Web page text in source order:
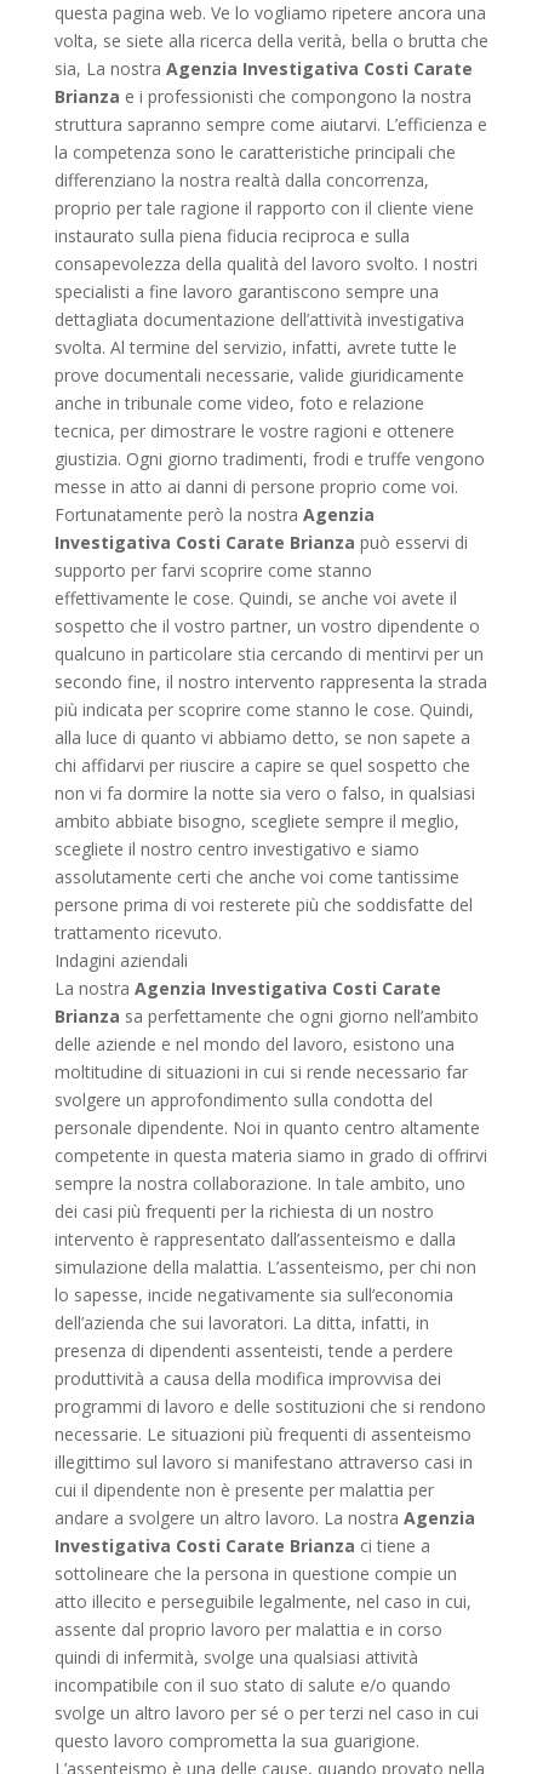
questa pagina web. Ve lo vogliamo ripetere ancora una
volta, se siete alla ricerca della verità, bella o brutta che
sia, La nostra Agenzia Investigativa Costi Carate
Brianza e i professionisti che compongono la nostra
struttura sapranno sempre come aiutarvi. L’efficienza e
la competenza sono le caratteristiche principali che
differenziano la nostra realtà dalla concorrenza,
proprio per tale ragione il rapporto con il cliente viene
instaurato sulla piena fiducia reciproca e sulla
consapevolezza della qualità del lavoro svolto. I nostri
specialisti a fine lavoro garantiscono sempre una
dettagliata documentazione dell’attività investigativa
svolta. Al termine del servizio, infatti, avrete tutte le
prove documentali necessarie, valide giuridicamente
anche in tribunale come video, foto e relazione
tecnica, per dimostrare le vostre ragioni e ottenere
giustizia. Ogni giorno tradimenti, frodi e truffe vengono
messe in atto ai danni di persone proprio come voi.
Fortunatamente però la nostra Agenzia
Investigativa Costi Carate Brianza può esservi di
supporto per farvi scoprire come stanno
effettivamente le cose. Quindi, se anche voi avete il
sospetto che il vostro partner, un vostro dipendente o
qualcuno in particolare stia cercando di mentirvi per un
secondo fine, il nostro intervento rappresenta la strada
più indicata per scoprire come stanno le cose. Quindi,
alla luce di quanto vi abbiamo detto, se non sapete a
chi affidarvi per riuscire a capire se quel sospetto che
non vi fa dormire la notte sia vero o falso, in qualsiasi
ambito abbiate bisogno, scegliete sempre il meglio,
scegliete il nostro centro investigativo e siamo
assolutamente certi che anche voi come tantissime
persone prima di voi resterete più che soddisfatte del
trattamento ricevuto.
Indagini aziendali
La nostra Agenzia Investigativa Costi Carate
Brianza sa perfettamente che ogni giorno nell’ambito
delle aziende e nel mondo del lavoro, esistono una
moltitudine di situazioni in cui si rende necessario far
svolgere un approfondimento sulla condotta del
personale dipendente. Noi in quanto centro altamente
competente in questa materia siamo in grado di offrirvi
sempre la nostra collaborazione. In tale ambito, uno
dei casi più frequenti per la richiesta di un nostro
intervento è rappresentato dall’assenteismo e dalla
simulazione della malattia. L’assenteismo, per chi non
lo sapesse, incide negativamente sia sull’economia
dell’azienda che sui lavoratori. La ditta, infatti, in
presenza di dipendenti assenteisti, tende a perdere
produttività a causa della modifica improvvisa dei
programmi di lavoro e delle sostituzioni che si rendono
necessarie. Le situazioni più frequenti di assenteismo
illegittimo sul lavoro si manifestano attraverso casi in
cui il dipendente non è presente per malattia per
andare a svolgere un altro lavoro. La nostra Agenzia
Investigativa Costi Carate Brianza ci tiene a
sottolineare che la persona in questione compie un
atto illecito e perseguibile legalmente, nel caso in cui,
assente dal proprio lavoro per malattia e in corso
quindi di infermità, svolge una qualsiasi attività
incompatibile con il suo stato di salute e/o quando
svolge un altro lavoro per sé o per terzi nel caso in cui
questo lavoro comprometta la sua guarigione.
L’assenteismo è una delle cause, quando provato nella